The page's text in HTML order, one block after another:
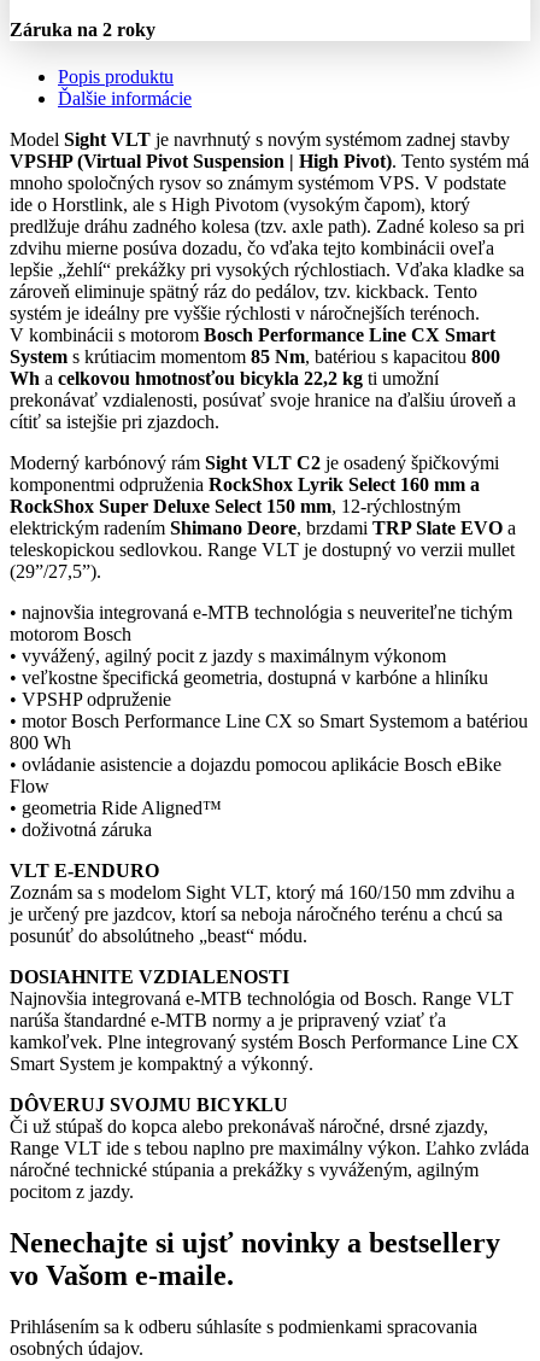
Záruka na 2 roky
Popis produktu
Ďalšie informácie
Model Sight VLT je navrhnutý s novým systémom zadnej stavby
VPSHP (Virtual Pivot Suspension | High Pivot). Tento systém má
mnoho spoločných rysov so známym systémom VPS. V podstate
ide o Horstlink, ale s High Pivotom (vysokým čapom), ktorý
predlžuje dráhu zadného kolesa (tzv. axle path). Zadné koleso sa pri
zdvihu mierne posúva dozadu, čo vďaka tejto kombinácii oveľa
lepšie „žehlí“ prekážky pri vysokých rýchlostiach. Vďaka kladke sa
zároveň eliminuje spätný ráz do pedálov, tzv. kickback. Tento
systém je ideálny pre vyššie rýchlosti v náročnejších terénoch.
V kombinácii s motorom Bosch Performance Line CX Smart
System s krútiacim momentom 85 Nm, batériou s kapacitou 800
Wh a celkovou hmotnosťou bicykla 22,2 kg ti umožní
prekonávať vzdialenosti, posúvať svoje hranice na ďalšiu úroveň a
cítiť sa istejšie pri zjazdoch.
Moderný karbónový rám Sight VLT C2 je osadený špičkovými
komponentmi odpruženia RockShox Lyrik Select 160 mm a
RockShox Super Deluxe Select 150 mm, 12-rýchlostným
elektrickým radením Shimano Deore, brzdami TRP Slate EVO a
teleskopickou sedlovkou. Range VLT je dostupný vo verzii mullet
(29”/27,5”).
• najnovšia integrovaná e-MTB technológia s neuveriteľne tichým
motorom Bosch
• vyvážený, agilný pocit z jazdy s maximálnym výkonom
• veľkostne špecifická geometria, dostupná v karbóne a hliníku
• VPSHP odpruženie
• motor Bosch Performance Line CX so Smart Systemom a batériou
800 Wh
• ovládanie asistencie a dojazdu pomocou aplikácie Bosch eBike
Flow
• geometria Ride Aligned™
• doživotná záruka
VLT E-ENDURO
Zoznám sa s modelom Sight VLT, ktorý má 160/150 mm zdvihu a
je určený pre jazdcov, ktorí sa neboja náročného terénu a chcú sa
posunúť do absolútneho „beast“ módu.
DOSIAHNITE VZDIALENOSTI
Najnovšia integrovaná e-MTB technológia od Bosch. Range VLT
narúša štandardné e-MTB normy a je pripravený vziať ťa
kamkoľvek. Plne integrovaný systém Bosch Performance Line CX
Smart System je kompaktný a výkonný.
DÔVERUJ SVOJMU BICYKLU
Či už stúpaš do kopca alebo prekonávaš náročné, drsné zjazdy,
Range VLT ide s tebou naplno pre maximálny výkon. Ľahko zvláda
náročné technické stúpania a prekážky s vyváženým, agilným
pocitom z jazdy.
Nenechajte si ujsť novinky a bestsellery
vo Vašom e-maile.
Prihlásením sa k odberu súhlasíte s podmienkami spracovania
osobných údajov.